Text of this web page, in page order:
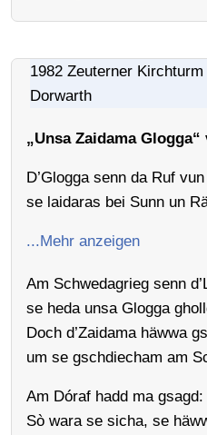
1982 Zeuterner
Dorwarth
„Unsa Zaidama
D’Glogga senn da Ruf
se laidaras bei Sunn un
...Mehr anzeigen
Am Schwedagrieg senn
se heda unsa Glogga
Doch d’Zaidama häwwa
um se gschdiecham am
Am Dóraf hadd ma
Sò wara se sicha, se